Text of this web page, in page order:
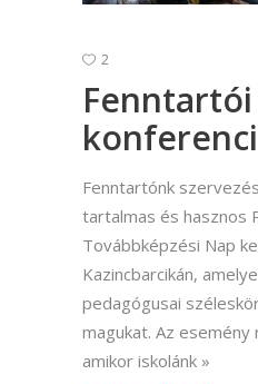
2
Fenntartói
Fenntartónk
tartalmas és hasznos
Továbbképzési Nap
Kazincbarcikán,
pedagógusai
magukat. Az
amikor iskolánk